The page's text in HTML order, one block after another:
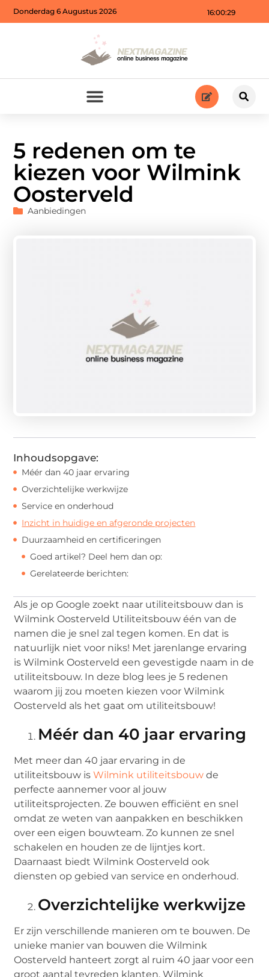
16:00:31
Donderdag 6 Augustus 2026
5 redenen om te
kiezen voor Wilmink
Oosterveld
Aanbiedingen
Inhoudsopgave:
Méér dan 40 jaar ervaring
Overzichtelijke werkwijze
Service en onderhoud
Inzicht in huidige en afgeronde projecten
Duurzaamheid en certificeringen
Goed artikel? Deel hem dan op:
Gerelateerde berichten:
Als je op Google zoekt naar utiliteitsbouw dan is
Wilmink Oosterveld Utiliteitsbouw één van de
namen die je snel zal tegen komen. En dat is
natuurlijk niet voor niks! Met jarenlange ervaring
is Wilmink Oosterveld een gevestigde naam in de
utiliteitsbouw. In deze blog lees je 5 redenen
waarom jij zou moeten kiezen voor Wilmink
Oosterveld als het gaat om utiliteitsbouw!
Méér dan 40 jaar ervaring
Met meer dan 40 jaar ervaring in de
utiliteitsbouw isWilmink utiliteitsbouw de
perfecte aannemer voor al jouw
utiliteitsprojecten. Ze bouwen efficiënt en snel
omdat ze weten van aanpakken en beschikken
over een eigen bouwteam. Zo kunnen ze snel
schakelen en houden ze de lijntjes kort.
Daarnaast biedt Wilmink Oosterveld ook
diensten op gebied van service en onderhoud.
Overzichtelijke werkwijze
Er zijn verschillende manieren om te bouwen. De
unieke manier van bouwen die Wilmink
Oosterveld hanteert zorgt al ruim 40 jaar voor een
groot aantal tevreden klanten. Wilmink